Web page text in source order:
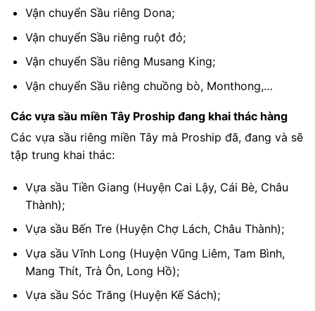
Vận chuyển Sầu riêng Dona;
Vận chuyển Sầu riêng ruột đỏ;
Vận chuyển Sầu riêng Musang King;
Vận chuyển Sầu riêng chuồng bò, Monthong,…
Các vựa sầu miền Tây Proship đang khai thác hàng
Các vựa sầu riêng miền Tây mà Proship đã, đang và sẽ
tập trung khai thác:
Vựa sầu Tiền Giang (Huyện Cai Lậy, Cái Bè, Châu
Thành);
Vựa sầu Bến Tre (Huyện Chợ Lách, Châu Thành);
Vựa sầu Vĩnh Long (Huyện Vũng Liêm, Tam Bình,
Mang Thít, Trà Ôn, Long Hồ);
Vựa sầu Sóc Trăng (Huyện Kế Sách);